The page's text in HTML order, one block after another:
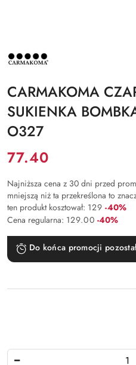
NAZWA
PRODUCENTA:
CARMAKOMA
SUKIENKA
O327
Cena:
77.40
Najniższa cena z 30 dni przed
mniejszą niż ta przekreślona to
ten produkt kosztował: 129 Rabat:
-40%
Cena regularna: 129.00 Rabat:
-40%
Do końca promocji